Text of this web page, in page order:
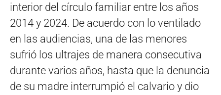
interior del círculo familiar entre los años
2014 y 2024. De acuerdo con lo ventilado
en las audiencias, una de las menores
sufrió los ultrajes de manera consecutiva
durante varios años, hasta que la denuncia
de su madre interrumpió el calvario y dio